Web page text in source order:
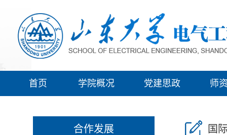
首页 学院概况 党建思政 师
合作发展 国